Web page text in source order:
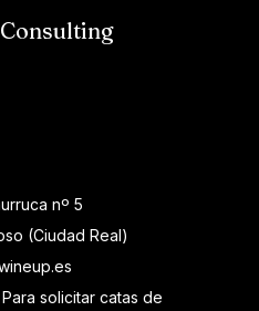
nº 5
(Ciudad Real)
solicitar catas de